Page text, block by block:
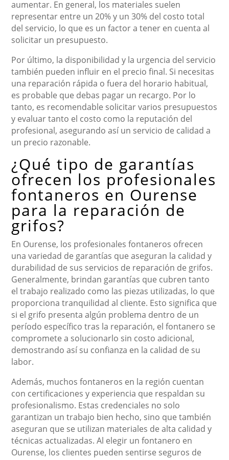
aumentar. En general, los materiales suelen
representar entre un 20% y un 30% del costo total
del servicio, lo que es un factor a tener en cuenta al
solicitar un presupuesto.
Por último, la disponibilidad y la urgencia del servicio
también pueden influir en el precio final. Si necesitas
una reparación rápida o fuera del horario habitual,
es probable que debas pagar un recargo. Por lo
tanto, es recomendable solicitar varios presupuestos
y evaluar tanto el costo como la reputación del
profesional, asegurando así un servicio de calidad a
un precio razonable.
¿Qué tipo de garantías
ofrecen los profesionales
fontaneros en Ourense
para la reparación de
grifos?
En Ourense, los profesionales fontaneros ofrecen
una variedad de garantías que aseguran la calidad y
durabilidad de sus servicios de reparación de grifos.
Generalmente, brindan garantías que cubren tanto
el trabajo realizado como las piezas utilizadas, lo que
proporciona tranquilidad al cliente. Esto significa que
si el grifo presenta algún problema dentro de un
período específico tras la reparación, el fontanero se
compromete a solucionarlo sin costo adicional,
demostrando así su confianza en la calidad de su
labor.
Además, muchos fontaneros en la región cuentan
con certificaciones y experiencia que respaldan su
profesionalismo. Estas credenciales no solo
garantizan un trabajo bien hecho, sino que también
aseguran que se utilizan materiales de alta calidad y
técnicas actualizadas. Al elegir un fontanero en
Ourense, los clientes pueden sentirse seguros de